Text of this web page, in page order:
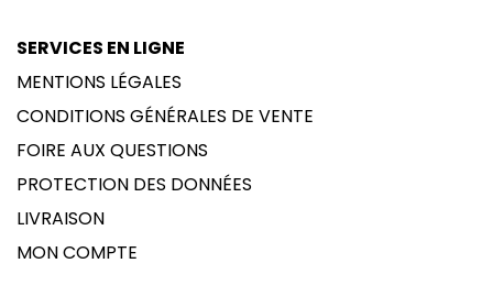
SERVICES EN LIGNE
MENTIONS LÉGALES
CONDITIONS GÉNÉRALES DE VENTE
FOIRE AUX QUESTIONS
PROTECTION DES DONNÉES
LIVRAISON
MON COMPTE